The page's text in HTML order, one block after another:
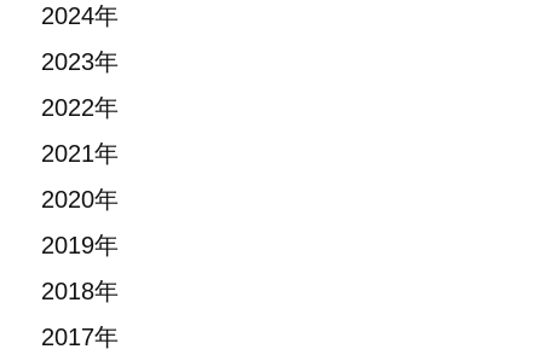
2024年
2023年
2022年
2021年
2020年
2019年
2018年
2017年